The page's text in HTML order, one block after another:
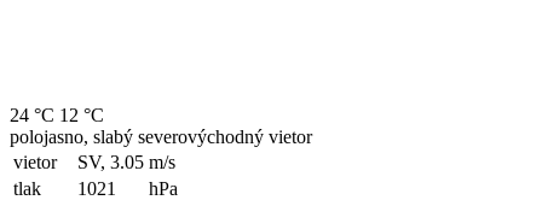
24 °C 12 °C
polojasno, slabý severovýchodný vietor
vietor
SV, 3.05 m/s
tlak
1021
hPa